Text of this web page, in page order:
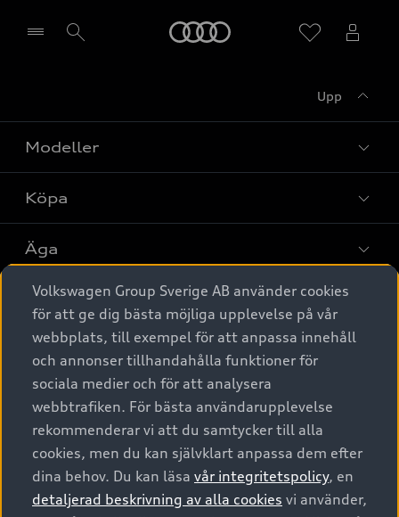
Upp
Modeller
Alla modeller
Elbilar
A6 modellerna
SUV
Avant
Audi Sport
Köpa
Privaterbjudanden
Privatleasing
Nya bilar i lager
Begagnade bilar i lager
Audi approved :plus - så gott som nya
Finansiering
Audi exclusive
Provkörning
Äga
Service & tillbehör
Audi digital services
Originaltillbehör - köp online
Garantier
Försäkring
Digitala manualer för din Audi
Tjänstebil
Tjänstebil
Business lease online
Företagsleasing
Om Audi Sverige
Kontakta oss
Audi Återförsäljare/-serviceverkstad
© 2026 AUDI SVERIGE. All Rights Reserved.
Volkswagen Group Sverige AB använder cookies
för att ge dig bästa möjliga upplevelse på vår
webbplats, till exempel för att anpassa innehåll
och annonser tillhandahålla funktioner för
sociala medier och för att analysera
webbtrafiken. För bästa användarupplevelse
rekommenderar vi att du samtycker till alla
cookies, men du kan självklart anpassa dem efter
dina behov. Du kan läsa vår integritetspolicy, en
detaljerad beskrivning av alla cookies vi använder,